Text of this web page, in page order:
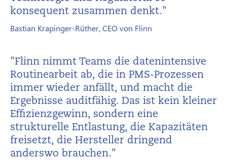
konsequent zusammen denkt."
Bastian Krapinger-Rüther, CEO von Flinn
"Flinn nimmt Teams die datenintensive
Routinearbeit ab, die in PMS-Prozessen
immer wieder anfällt, und macht die
Ergebnisse auditfähig. Das ist kein kleiner
Effizienzgewinn, sondern eine
strukturelle Entlastung, die Kapazitäten
freisetzt, die Hersteller dringend
anderswo brauchen."